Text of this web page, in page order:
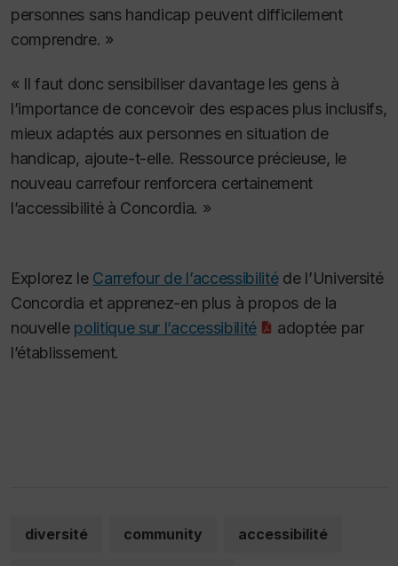
personnes sans handicap peuvent difficilement
comprendre. »
« Il faut donc sensibiliser davantage les gens à
l’importance de concevoir des espaces plus inclusifs,
mieux adaptés aux personnes en situation de
handicap, ajoute-t-elle. Ressource précieuse, le
nouveau carrefour renforcera certainement
l’accessibilité à Concordia. »
Explorez le Carrefour de l’accessibilitéde l’Université
Concordia et apprenez-en plus à propos de la
nouvelle politique sur l’accessibilité
adoptée par
l’établissement.
diversité community accessibilité